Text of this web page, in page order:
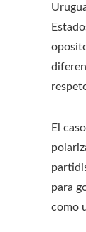
El
para
como